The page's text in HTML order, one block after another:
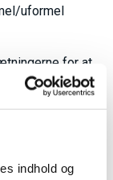
indhold og
uformel
for at
operationelle